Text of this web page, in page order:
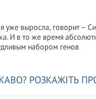
уже выросла, говорит –
И в то же время
набором генов
РОЗКАЖІТЬ